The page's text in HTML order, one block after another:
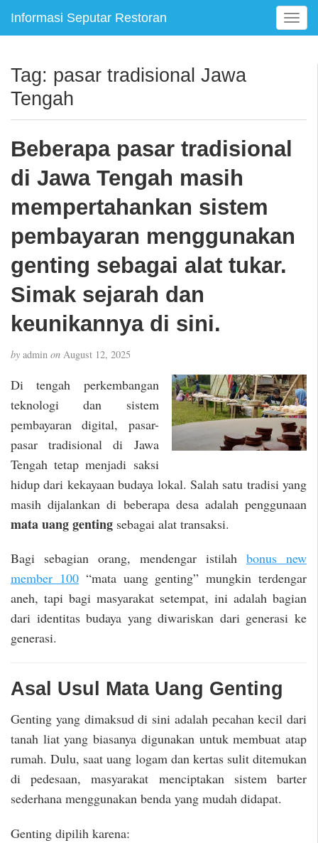
Informasi Seputar Restoran
T
o
i
o
Tag: pasar tradisional Jawa
Tengah
Beberapa pasar tradisional
di Jawa Tengah masih
mempertahankan sistem
pembayaran menggunakan
genting sebagai alat tukar.
Simak sejarah dan
keunikannya di sini.
by admin on August 12, 2025
Di tengah perkembangan
teknologi dan sistem
pembayaran digital, pasar-
pasar tradisional di Jawa
Tengah tetap menjadi saksi
hidup dari kekayaan budaya lokal. Salah satu tradisi yang
masih dijalankan di beberapa desa adalah penggunaan
mata uang genting sebagai alat transaksi.
Bagi sebagian orang, mendengar istilah bonus new
member 100“mata uang genting” mungkin terdengar
aneh, tapi bagi masyarakat setempat, ini adalah bagian
dari identitas budaya yang diwariskan dari generasi ke
generasi.
Asal Usul Mata Uang Genting
Genting yang dimaksud di sini adalah pecahan kecil dari
tanah liat yang biasanya digunakan untuk membuat atap
rumah. Dulu, saat uang logam dan kertas sulit ditemukan
di pedesaan, masyarakat menciptakan sistem barter
sederhana menggunakan benda yang mudah didapat.
Genting dipilih karena: